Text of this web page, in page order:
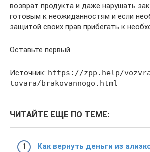
возврат продукта и даже нарушать
готовым к неожиданностям и если
защитой своих прав прибегать к
Оставьте первый
Источник: https://zpp.help/
tovara/brakovannogo.html
ЧИТАЙТЕ ЕЩЕ ПО ТЕМЕ:
Как вернуть деньги из